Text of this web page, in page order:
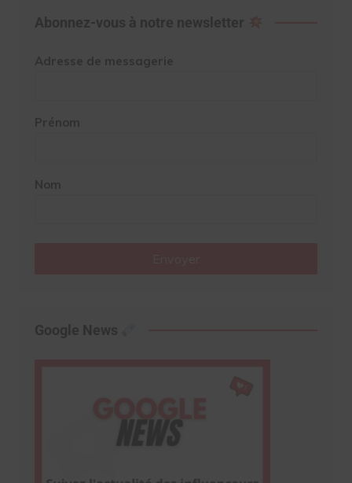
Abonnez-vous à notre newsletter
Adresse de messagerie
Prénom
Nom
Google News